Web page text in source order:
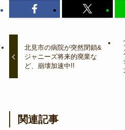
北見市の病院が突然閉鎖&
ジャニーズ将来的廃業な
ど、崩壊加速中!!
関連記事